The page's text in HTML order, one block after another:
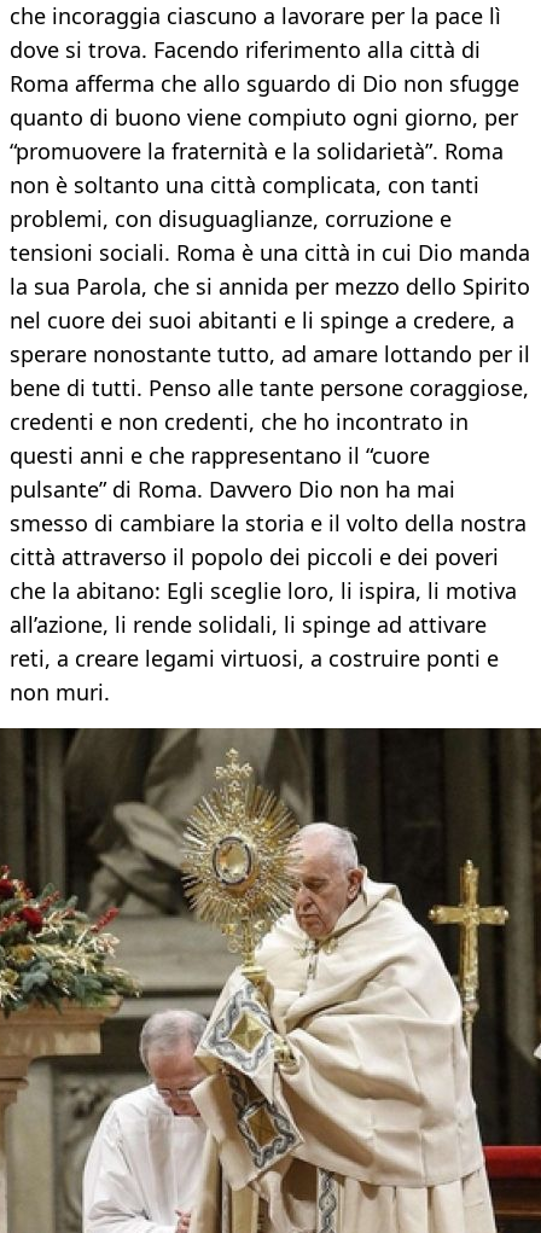
che incoraggia ciascuno a lavorare per la pace lì
dove si trova. Facendo riferimento alla città di
Roma afferma che allo sguardo di Dio non sfugge
quanto di buono viene compiuto ogni giorno, per
“promuovere la fraternità e la solidarietà”. Roma
non è soltanto una città complicata, con tanti
problemi, con disuguaglianze, corruzione e
tensioni sociali. Roma è una città in cui Dio manda
la sua Parola, che si annida per mezzo dello Spirito
nel cuore dei suoi abitanti e li spinge a credere, a
sperare nonostante tutto, ad amare lottando per il
bene di tutti. Penso alle tante persone coraggiose,
credenti e non credenti, che ho incontrato in
questi anni e che rappresentano il “cuore
pulsante” di Roma. Davvero Dio non ha mai
smesso di cambiare la storia e il volto della nostra
città attraverso il popolo dei piccoli e dei poveri
che la abitano: Egli sceglie loro, li ispira, li motiva
all’azione, li rende solidali, li spinge ad attivare
reti, a creare legami virtuosi, a costruire ponti e
non muri.